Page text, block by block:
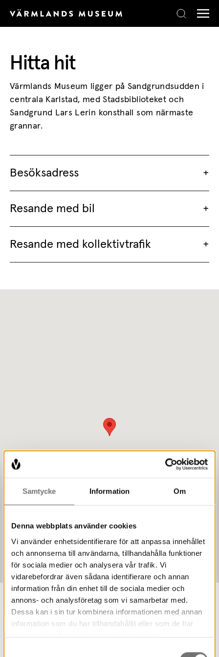
Samtycke Information Om
Denna webbplats använder cookies
Vi använder enhetsidentifierare för att anpassa innehållet
och annonserna till användarna, tillhandahålla funktioner
för sociala medier och analysera vår trafik. Vi
vidarebefordrar även sådana identifierare och annan
information från din enhet till de sociala medier och
annons- och analysföretag som vi samarbetar med.
Dessa kan i sin tur kombinera informationen med annan
information som du har tillhandahållit eller som de har
samlat in när du har använt deras tjänster.
Hitta hit
Värmlands Museum ligger på Sandgrundsudden i
centrala Karlstad, med Stadsbiblioteket och
Sandgrund Lars Lerin konsthall som närmaste
grannar.
Besöksadress
Resande med bil
Resande med kollektivtrafik
Museet i länet
Värmlands Museum bedriver verksamhet på